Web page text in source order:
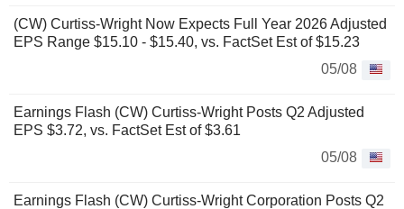
(CW) Curtiss-Wright Now Expects Full Year 2026 Adjusted
EPS Range $15.10 - $15.40, vs. FactSet Est of $15.23
05/08
Earnings Flash (CW) Curtiss-Wright Posts Q2 Adjusted
EPS $3.72, vs. FactSet Est of $3.61
05/08
Earnings Flash (CW) Curtiss-Wright Corporation Posts Q2